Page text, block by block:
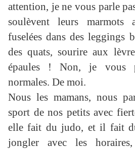
attention, je ne vous parle
soulèvent leurs marmots
fuselées dans des leggings
des quats, sourire aux
épaules ! Non, je vous
normales. De moi.
Nous les mamans, nous
sport de nos petits avec
elle fait du judo, et il fait
jongler avec les